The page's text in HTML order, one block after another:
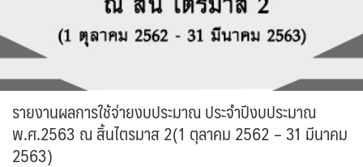
รายงานผลการใช้จ่ายงบประมาณ ประจำปีงบประมาณ
พ.ศ.2563 ณ สิ้นไตรมาส 2(1 ตุลาคม 2562 – 31 มีนาคม
2563)